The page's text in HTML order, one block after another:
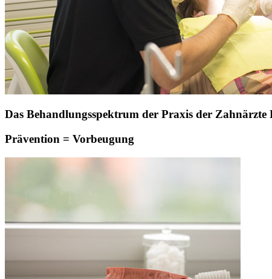
Das Behandlungsspektrum der Praxis der
Prävention = Vorbeugung